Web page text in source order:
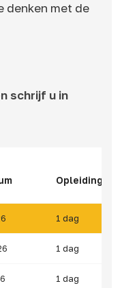
denken met de
schrijf u in
1 dag
1 dag
1 dag